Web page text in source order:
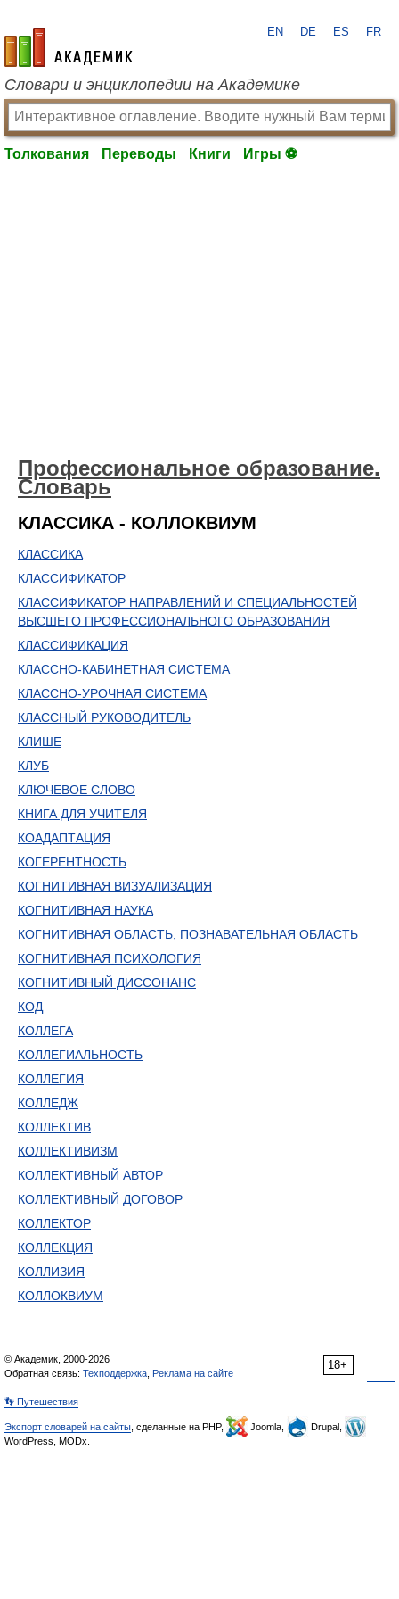
academic.ru
EN DE ES FR
Словари и энциклопедии на Академике
Толкования Переводы Книги Игры ⚽
Профессиональное образование.
Словарь
КЛАССИКА - КОЛЛОКВИУМ
КЛАССИКА
КЛАССИФИКАТОР
КЛАССИФИКАТОР НАПРАВЛЕНИЙ И СПЕЦИАЛЬНОСТЕЙ
ВЫСШЕГО ПРОФЕССИОНАЛЬНОГО ОБРАЗОВАНИЯ
КЛАССИФИКАЦИЯ
КЛАССНО-КАБИНЕТНАЯ СИСТЕМА
КЛАССНО-УРОЧНАЯ СИСТЕМА
КЛАССНЫЙ РУКОВОДИТЕЛЬ
КЛИШЕ
КЛУБ
КЛЮЧЕВОЕ СЛОВО
КНИГА ДЛЯ УЧИТЕЛЯ
КОАДАПТАЦИЯ
КОГЕРЕНТНОСТЬ
КОГНИТИВНАЯ ВИЗУАЛИЗАЦИЯ
КОГНИТИВНАЯ НАУКА
КОГНИТИВНАЯ ОБЛАСТЬ, ПОЗНАВАТЕЛЬНАЯ ОБЛАСТЬ
КОГНИТИВНАЯ ПСИХОЛОГИЯ
КОГНИТИВНЫЙ ДИССОНАНС
КОД
КОЛЛЕГА
КОЛЛЕГИАЛЬНОСТЬ
КОЛЛЕГИЯ
КОЛЛЕДЖ
КОЛЛЕКТИВ
КОЛЛЕКТИВИЗМ
КОЛЛЕКТИВНЫЙ АВТОР
КОЛЛЕКТИВНЫЙ ДОГОВОР
КОЛЛЕКТОР
КОЛЛЕКЦИЯ
КОЛЛИЗИЯ
КОЛЛОКВИУМ
18+
© Академик, 2000-2026
Обратная связь: Техподдержка Реклама на сайте
👣 Путешествия
Экспорт словарей на сайты , сделанные на PHP, Joomla,
Drupal,
WordPress, MODx.